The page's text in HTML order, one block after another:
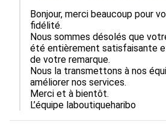
Bonjour, merci beaucoup pour
fidélité.
Nous sommes désolés que
été entièrement satisfaisante
de votre remarque.
Nous la transmettons à nos
améliorer nos services.
Merci et à bientôt.
L’équipe laboutiqueharibo